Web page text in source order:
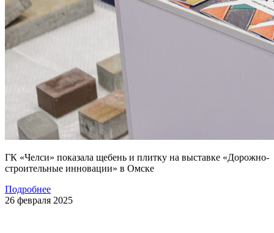
ГК «Челси» показала щебень и плитку на выставке «Дорожно-
строительные инновации» в Омске
Подробнее
26 февраля 2025